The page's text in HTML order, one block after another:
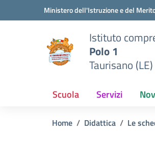
Vai ai contenuti
Vai al menu di navigazioneMinistero dell'Istruzione e del
Istituto
Polo 1
Taurisano (LE)
Scuola Servizi
Home Didattica Le